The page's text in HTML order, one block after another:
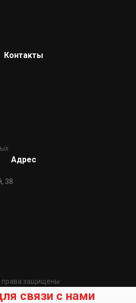
Контакты
Адрес
38
права защищены
связи с нами